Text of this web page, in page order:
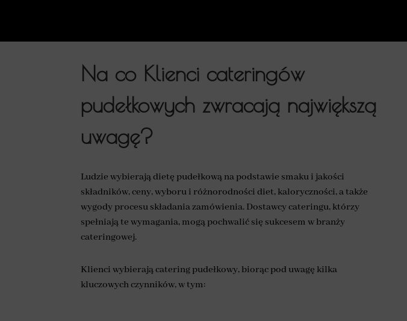
Na co Klienci cateringów
pudełkowych zwracają największą
uwagę?
Ludzie wybierają dietę pudełkową na podstawie smaku i jakości
składników, ceny, wyboru i różnorodności diet, kaloryczności, a także
wygody procesu składania zamówienia. Dostawcy cateringu, którzy
spełniają te wymagania, mogą pochwalić się sukcesem w branży
cateringowej.
Klienci wybierają catering pudełkowy, biorąc pod uwagę kilka
kluczowych czynników, w tym: